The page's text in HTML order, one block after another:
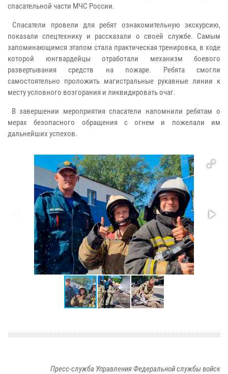
спасательной части МЧС России.
Спасатели провели для ребят ознакомительную экскурсию,
показали спецтехнику и рассказали о своей службе. Самым
запоминающимся этапом стала практическая тренировка, в ходе
которой юнгвардейцы отработали механизм боевого
развертывания средств на пожаре. Ребята смогли
самостоятельно проложить магистральные рукавные линии к
месту условного возгорания и ликвидировать очаг.
В завершении мероприятия спасатели напомнили ребятам о
мерах безопасного обращения с огнем и пожелали им
дальнейших успехов.
Пресс-служба Управления Федеральной службы войск